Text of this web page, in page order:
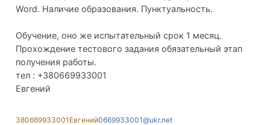
Word. Наличие образования. Пунктуальность.
Обучение, оно же испытательный срок 1 месяц.
Прохождение тестового задания обязательный этап
получения работы.
тел : +380669933001
Евгений
380669933001 Евгений0669933001@ukr.net